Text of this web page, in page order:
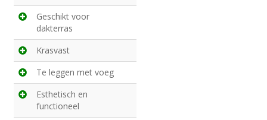
Geschikt voor
dakterras
Krasvast
Te leggen met voeg
Esthetisch en
functioneel